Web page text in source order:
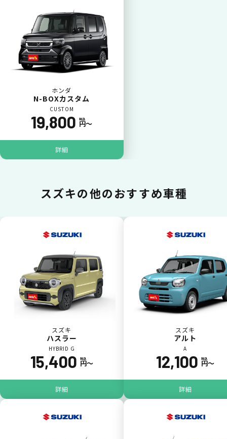
カードで支払い
普段のお買い物同様、お車の月々利用料をカ
ード払いが可能です。
一括払いが可能
いままで難しかったカーリースの利用料金を
ポイントが貯まる
カーリース料金をカードで支払えるので、ポ
イントが貯まります。
ホンダ
N-BOXカスタム
CUSTOM
19,800 税込
円〜
詳細
スズキの他のおすすめ車種
スズキ
ハスラー
HYBRID G
15,400 税込
円〜
詳細
スズキ
アルト
A
12,100 税込
円〜
詳細